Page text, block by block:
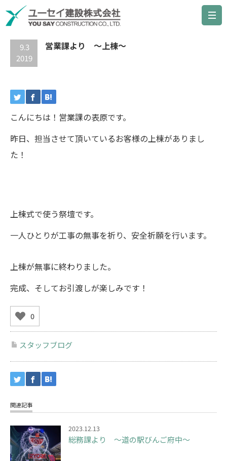
最新の記事
9.3
2019
営業課より ～上棟～
こんにちは！営業課の表原です。
昨日、担当させて頂いているお客様の上棟がありまし
た！
上棟式で使う祭壇です。
一人ひとりが工事の無事を祈り、安全祈願を行います。
上棟が無事に終わりました。
完成、そしてお引渡しが楽しみです！
0
スタッフブログ
関連記事
2023.12.13
総務課より ～道の駅びんご府中～